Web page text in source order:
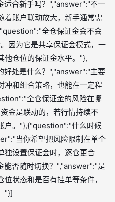
合新手吗？","answer":"不一
着账户联动放大，新手通常需
全仓保证金会不会
因为它是共享保证金模式，一
他仓位的保证金水平。"},
处是什么？","answer":"主要
冲和组合策略，也能在一定程
全仓保证金的风险在哪
金是联动的，若行情持续不
户。"},{"question":"什么时候
当你希望把风险限制在单个
独设置保证金时，逐仓更合
否随时切换？","answer":"是
状态和是否有挂单等条件，
"}]